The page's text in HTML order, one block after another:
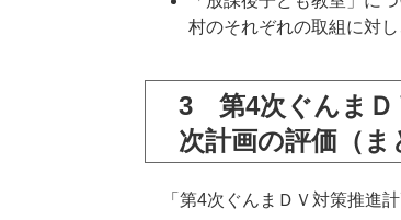
村のそれぞれの取組に対
3 第4次ぐんまＤ
次計画の評価（
「第4次ぐんまＤＶ対策推進